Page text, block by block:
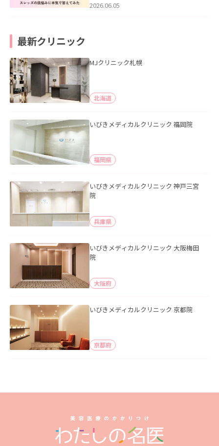
2026.06.05
最新クリニック
MJクリニック札幌
北海道
いびきメディカルクリニック 福岡院
福岡県
いびきメディカルクリニック 神戸三宮
院
兵庫県
いびきメディカルクリニック 大阪梅田
院
大阪府
いびきメディカルクリニック 京都院
京都府